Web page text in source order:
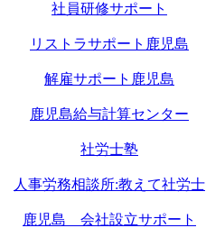
社員研修サポート
リストラサポート鹿児島
解雇サポート鹿児島
鹿児島給与計算センター
社労士塾
人事労務相談所:教えて社労士
鹿児島 会社設立サポート